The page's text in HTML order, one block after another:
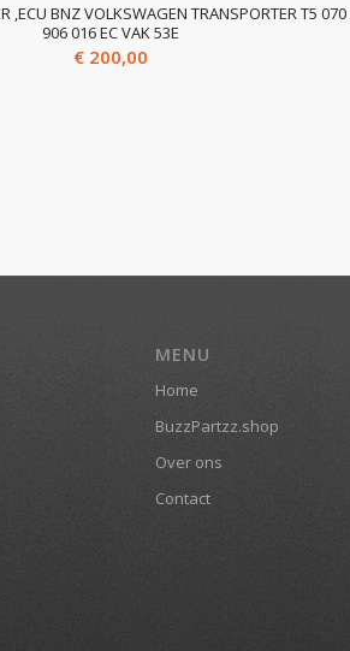
,ECU BNZ VOLKSWAGEN TRANSPORTER T5 070
906 016 EC VAK 53E
€200,00
MENU
Home
BuzzPartzz.shop
Over ons
Contact